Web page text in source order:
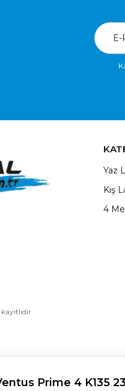
Yaz
Kış
4
rights reserved.Prime 4 K135